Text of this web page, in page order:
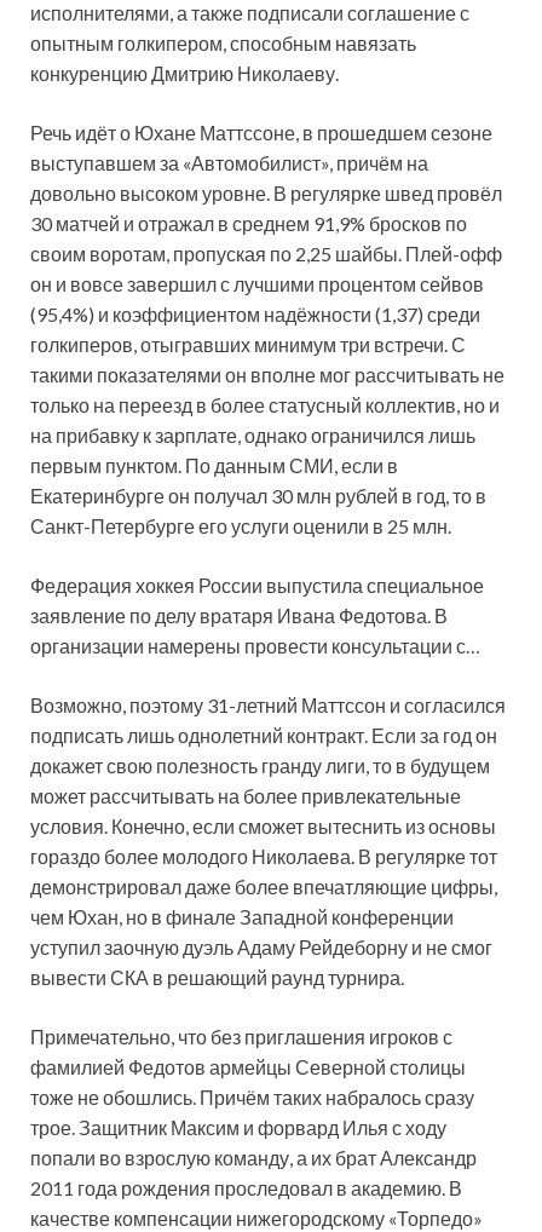
исполнителями, а также подписали соглашение с
опытным голкипером, способным навязать
конкуренцию Дмитрию Николаеву.
Речь идёт о Юхане Маттссоне, в прошедшем сезоне
выступавшем за «Автомобилист», причём на
довольно высоком уровне. В регулярке швед провёл
30 матчей и отражал в среднем 91,9% бросков по
своим воротам, пропуская по 2,25 шайбы. Плей-офф
он и вовсе завершил с лучшими процентом сейвов
(95,4%) и коэффициентом надёжности (1,37) среди
голкиперов, отыгравших минимум три встречи. С
такими показателями он вполне мог рассчитывать не
только на переезд в более статусный коллектив, но и
на прибавку к зарплате, однако ограничился лишь
первым пунктом. По данным СМИ, если в
Екатеринбурге он получал 30 млн рублей в год, то в
Санкт-Петербурге его услуги оценили в 25 млн.
Федерация хоккея России выпустила специальное
заявление по делу вратаря Ивана Федотова. В
организации намерены провести консультации с…
Возможно, поэтому 31-летний Маттссон и согласился
подписать лишь однолетний контракт. Если за год он
докажет свою полезность гранду лиги, то в будущем
может рассчитывать на более привлекательные
условия. Конечно, если сможет вытеснить из основы
гораздо более молодого Николаева. В регулярке тот
демонстрировал даже более впечатляющие цифры,
чем Юхан, но в финале Западной конференции
уступил заочную дуэль Адаму Рейдеборну и не смог
вывести СКА в решающий раунд турнира.
Примечательно, что без приглашения игроков с
фамилией Федотов армейцы Северной столицы
тоже не обошлись. Причём таких набралось сразу
трое. Защитник Максим и форвард Илья с ходу
попали во взрослую команду, а их брат Александр
2011 года рождения проследовал в академию. В
качестве компенсации нижегородскому «Торпедо»